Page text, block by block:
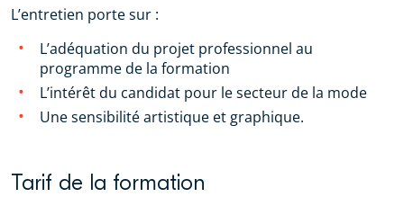
L’entretien porte sur :
L’adéquation du projet professionnel au
programme de la formation
L’intérêt du candidat pour le secteur de la mode
Une sensibilité artistique et graphique.
Tarif de la formation